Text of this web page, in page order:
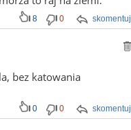
skomentuj
8 0
bez katowania
skomentuj
0 0